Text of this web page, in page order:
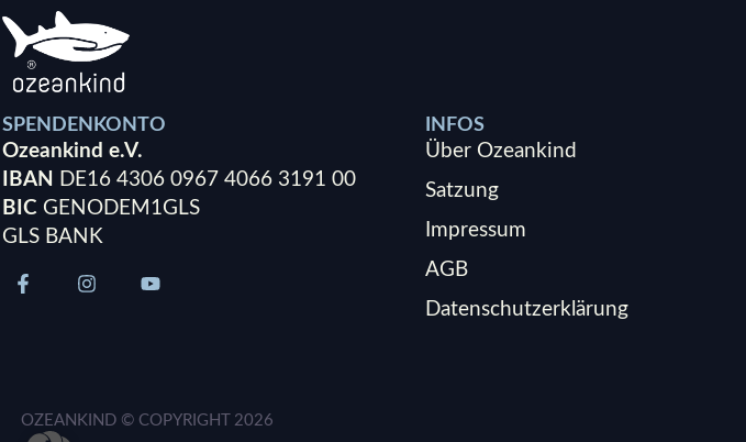
SPENDENKONTO
Ozeankind e.V.
IBAN
DE16 4306 0967 4066 3191 00
BIC GENODEM1GLS
GLS BANK
INFOS
Über Ozeankind
Satzung
Impressum
AGB
Datenschutzerklärung
OZEANKIND © COPYRIGHT 2026